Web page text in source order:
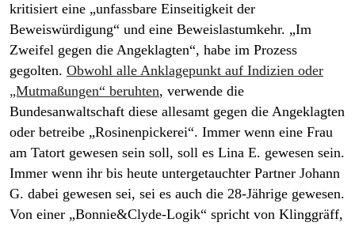
kritisiert eine „unfassbare Einseitigkeit der
Beweiswürdigung“ und eine Beweislastumkehr. „Im
Zweifel gegen die Angeklagten“, habe im Prozess
gegolten. Obwohl alle Anklagepunkt auf Indizien oder
„Mutmaßungen“ beruhten, verwende die
Bundesanwaltschaft diese allesamt gegen die Angeklagten
oder betreibe „Rosinenpickerei“. Immer wenn eine Frau
am Tatort gewesen sein soll, soll es Lina E. gewesen sein.
Immer wenn ihr bis heute untergetauchter Partner Johann
G. dabei gewesen sei, sei es auch die 28-Jährige gewesen.
Von einer „Bonnie&Clyde-Logik“ spricht von Klinggräff,